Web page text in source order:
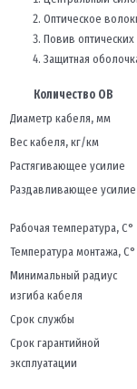
Оптическое
Повив
Защитная
Количество ОВ
Диаметр кабеля, мм
Вес кабеля, кг/км
Растягивающее усилие
Раздавливающее усилие
Рабочая температура, С°
Температура монтажа, С°
Минимальный радиус
изгиба кабеля
Срок службы
Срок гарантийной
эксплуатации